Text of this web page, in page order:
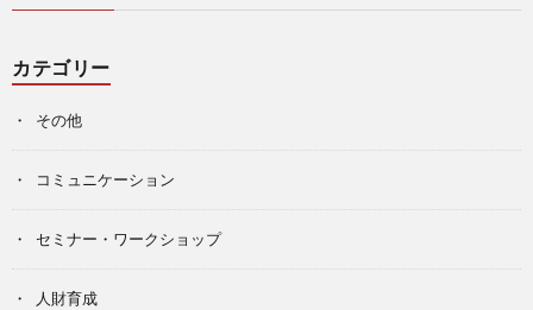
カテゴリー
その他
コミュニケーション
セミナー・ワークショップ
人財育成